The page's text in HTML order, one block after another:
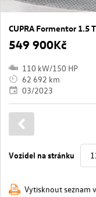
549 900Kč
110 kW/150 HP
62 692 km
03/2023
Vozidel na stránku
Vytisknout seznam